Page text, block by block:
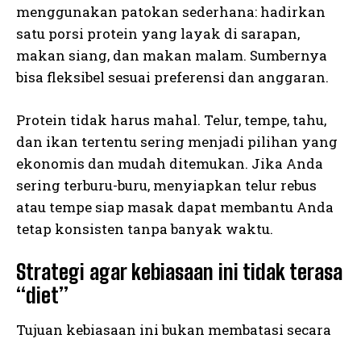
menggunakan patokan sederhana: hadirkan
satu porsi protein yang layak di sarapan,
makan siang, dan makan malam. Sumbernya
bisa fleksibel sesuai preferensi dan anggaran.
Protein tidak harus mahal. Telur, tempe, tahu,
dan ikan tertentu sering menjadi pilihan yang
ekonomis dan mudah ditemukan. Jika Anda
sering terburu-buru, menyiapkan telur rebus
atau tempe siap masak dapat membantu Anda
tetap konsisten tanpa banyak waktu.
Strategi agar kebiasaan ini tidak terasa
“diet”
Tujuan kebiasaan ini bukan membatasi secara